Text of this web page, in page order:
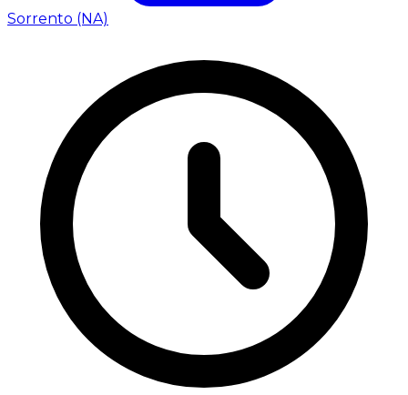
Sorrento (NA)